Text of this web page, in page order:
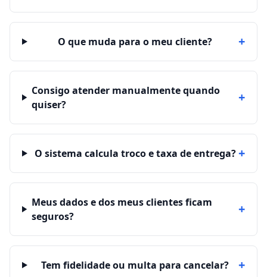
O que muda para o meu cliente? +
Consigo atender manualmente quando
quiser?
+
O sistema calcula troco e taxa de entrega?+
Meus dados e dos meus clientes ficam
seguros?
+
Tem fidelidade ou multa para cancelar? +